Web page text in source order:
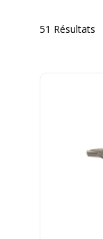
51 Résultats